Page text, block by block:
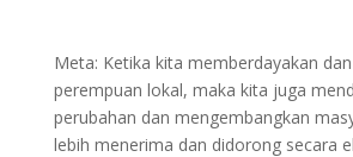
Meta: Ketika kita memberdayakan
perempuan lokal, maka kita juga
perubahan dan mengembangkan
lebih menerima dan didorong secara